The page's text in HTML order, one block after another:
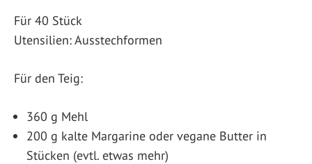
Für 40 Stück
Utensilien: Ausstechformen
Für den Teig:
360 g Mehl
200 g kalte Margarine oder vegane Butter in
Stücken (evtl. etwas mehr)